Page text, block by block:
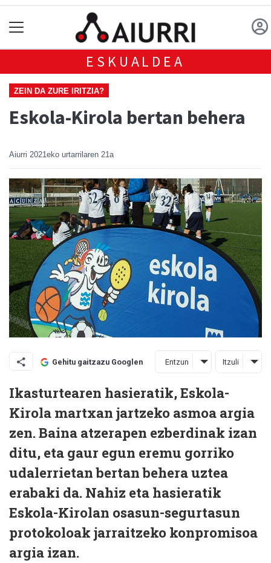
ESKUALDEA
ZEIN DA ZURE IRITZIA?
Eskola-Kirola bertan behera
Aiurri 2021eko urtarrilaren 21a
Gehitu gaitzazu Googlen Entzun Itzuli
Ikasturtearen hasieratik, Eskola-
Kirola martxan jartzeko asmoa argia
zen. Baina atzerapen ezberdinak izan
ditu, eta gaur egun eremu gorriko
udalerrietan bertan behera uztea
erabaki da. Nahiz eta hasieratik
Eskola-Kirolan osasun-segurtasun
protokoloak jarraitzeko konpromisoa
argia izan.